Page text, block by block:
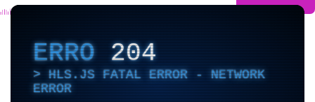
ERRO204
HLS.JS FATAL ERROR - NETWORK
ERROR